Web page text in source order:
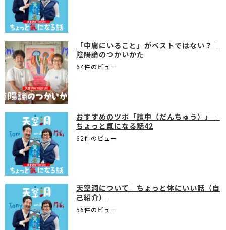
「中庸にいること」がベストではない？｜
陰陽論のつかいかた
64件のビュー
おすすめのツボ「膻中（だんちゅう）」｜
ちょっと氣になる話42
62件のビュー
天空洞について｜ちょっと体にいい話（自
己紹介）
56件のビュー